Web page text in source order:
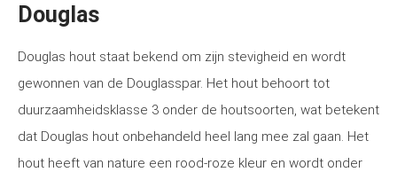
Douglas
Douglas hout staat bekend om zijn stevigheid en wordt
gewonnen van de Douglasspar. Het hout behoort tot
duurzaamheidsklasse 3 onder de houtsoorten, wat betekent
dat Douglas hout onbehandeld heel lang mee zal gaan. Het
hout heeft van nature een rood-roze kleur en wordt onder